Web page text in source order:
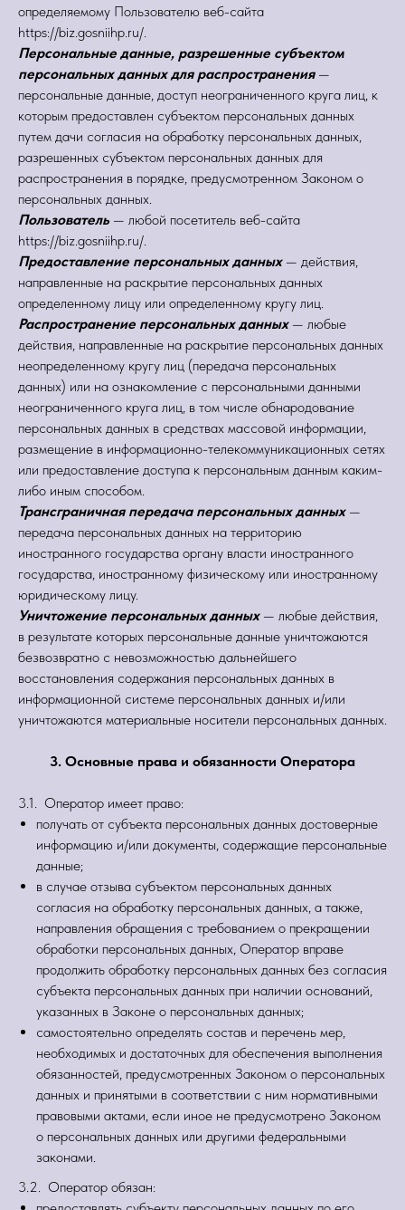
определяемому Пользователю веб-сайта
https://biz.gosniihp.ru/.
Персональные данные, разрешенные субъектом
персональных данных для распространения—
персональные данные, доступ неограниченного круга лиц, к
которым предоставлен субъектом персональных данных
путем дачи согласия на обработку персональных данных,
разрешенных субъектом персональных данных для
распространения в порядке, предусмотренном Законом о
персональных данных.
Пользователь — любой посетитель веб-сайта
https://biz.gosniihp.ru/.
Предоставление персональных данных— действия,
направленные на раскрытие персональных данных
определенному лицу или определенному кругу лиц.
Распространение персональных данных— любые
действия, направленные на раскрытие персональных данных
неопределенному кругу лиц (передача персональных
данных) или на ознакомление с персональными данными
неограниченного круга лиц, в том числе обнародование
персональных данных в средствах массовой информации,
размещение в информационно-телекоммуникационных сетях
или предоставление доступа к персональным данным каким-
либо иным способом.
Трансграничная передача персональных данных—
передача персональных данных на территорию
иностранного государства органу власти иностранного
государства, иностранному физическому или иностранному
юридическому лицу.
Уничтожение персональных данных— любые действия,
в результате которых персональные данные уничтожаются
безвозвратно с невозможностью дальнейшего
восстановления содержания персональных данных в
информационной системе персональных данных и/или
уничтожаются материальные носители персональных данных.
3. Основные права и обязанности Оператора
3.1. Оператор имеет право:
получать от субъекта персональных данных достоверные
информацию и/или документы, содержащие персональные
данные;
в случае отзыва субъектом персональных данных
согласия на обработку персональных данных, а также,
направления обращения с требованием о прекращении
обработки персональных данных, Оператор вправе
продолжить обработку персональных данных без согласия
субъекта персональных данных при наличии оснований,
указанных в Законе о персональных данных;
самостоятельно определять состав и перечень мер,
необходимых и достаточных для обеспечения выполнения
обязанностей, предусмотренных Законом о персональных
данных и принятыми в соответствии с ним нормативными
правовыми актами, если иное не предусмотрено Законом
о персональных данных или другими федеральными
законами.
3.2. Оператор обязан: